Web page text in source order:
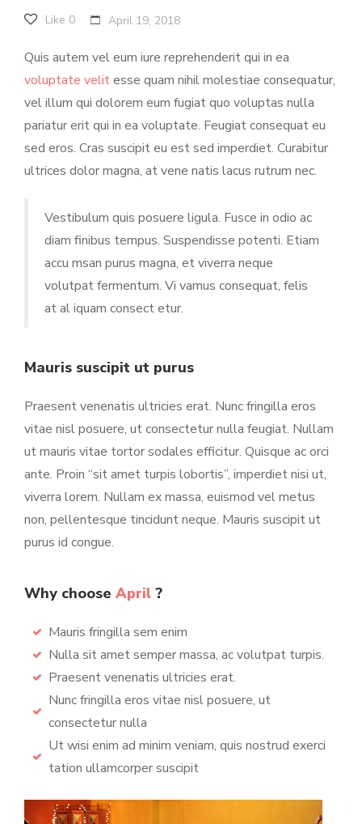
Like 0 April 19, 2018
Quis autem vel eum iure reprehenderit qui in ea
voluptate velitesse quam nihil molestiae consequatur,
vel illum qui dolorem eum fugiat quo voluptas nulla
pariatur erit qui in ea voluptate. Feugiat consequat eu
sed eros. Cras suscipit eu est sed imperdiet. Curabitur
ultrices dolor magna, at vene natis lacus rutrum nec.
Vestibulum quis posuere ligula. Fusce in odio ac
diam finibus tempus. Suspendisse potenti. Etiam
accu msan purus magna, et viverra neque
volutpat fermentum. Vi vamus consequat, felis
at al iquam consect etur.
Mauris suscipit ut purus
Praesent venenatis ultricies erat. Nunc fringilla eros
vitae nisl posuere, ut consectetur nulla feugiat. Nullam
ut mauris vitae tortor sodales efficitur. Quisque ac orci
ante. Proin “sit amet turpis lobortis”, imperdiet nisi ut,
viverra lorem. Nullam ex massa, euismod vel metus
non, pellentesque tincidunt neque. Mauris suscipit ut
purus id congue.
Why choose April ?
Mauris fringilla sem enim
Nulla sit amet semper massa, ac volutpat turpis.
Praesent venenatis ultricies erat.
Nunc fringilla eros vitae nisl posuere, ut
consectetur nulla
Ut wisi enim ad minim veniam, quis nostrud exerci
tation ullamcorper suscipit